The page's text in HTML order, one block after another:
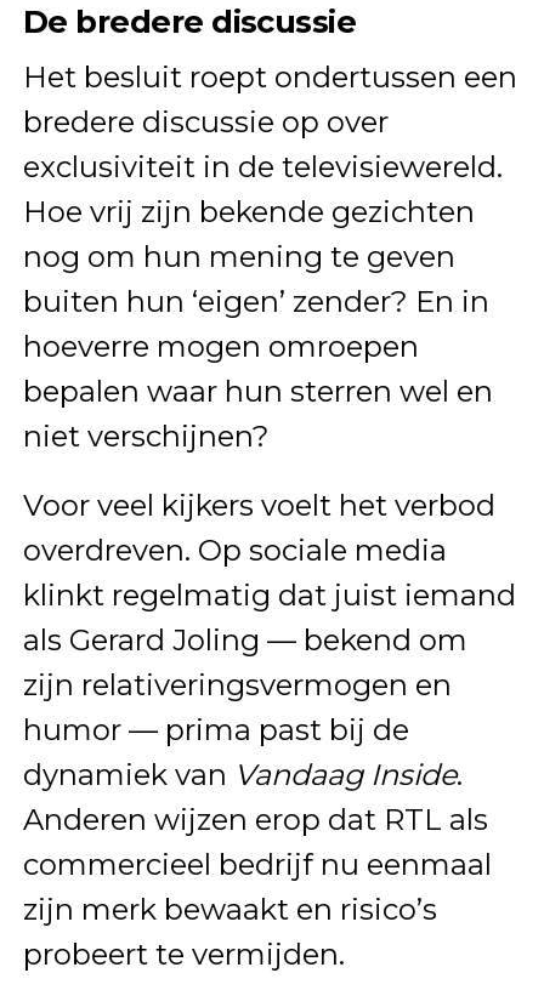
De bredere discussie
Het besluit roept ondertussen een
bredere discussie op over
exclusiviteit in de televisiewereld.
Hoe vrij zijn bekende gezichten
nog om hun mening te geven
buiten hun ‘eigen’ zender? En in
hoeverre mogen omroepen
bepalen waar hun sterren wel en
niet verschijnen?
Voor veel kijkers voelt het verbod
overdreven. Op sociale media
klinkt regelmatig dat juist iemand
als Gerard Joling — bekend om
zijn relativeringsvermogen en
humor — prima past bij de
dynamiek van Vandaag Inside.
Anderen wijzen erop dat RTL als
commercieel bedrijf nu eenmaal
zijn merk bewaakt en risico’s
probeert te vermijden.